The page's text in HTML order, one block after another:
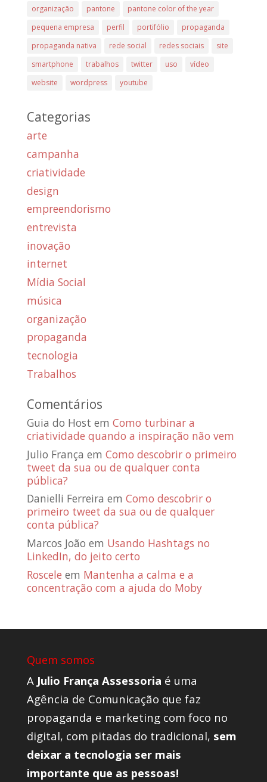
organização pantone
pantone color of the year
pequena empresa
perfil portifólio
propaganda
propaganda nativa
rede social redes sociais
site
smartphone
trabalhos twitter uso
vídeo
website
wordpress youtube
Categorias
arte
campanha
criatividade
design
empreendorismo
entrevista
inovação
internet
Mídia Social
música
organização
propaganda
tecnologia
Trabalhos
Comentários
Guia do Host em Como turbinar a
criatividade quando a inspiração não vem
Julio França em Como descobrir o primeiro
tweet da sua ou de qualquer conta
pública?
Danielli Ferreira em Como descobrir o
primeiro tweet da sua ou de qualquer
conta pública?
Marcos João em Usando Hashtags no
LinkedIn, do jeito certo
Roscele em Mantenha a calma e a
concentração com a ajuda do Moby
Quem somos
A Julio França Assessoria é uma
Agência de Comunicação que faz
propaganda e marketing com foco no
digital, com pitadas do tradicional, sem
deixar a tecnologia ser mais
importante que as pessoas!